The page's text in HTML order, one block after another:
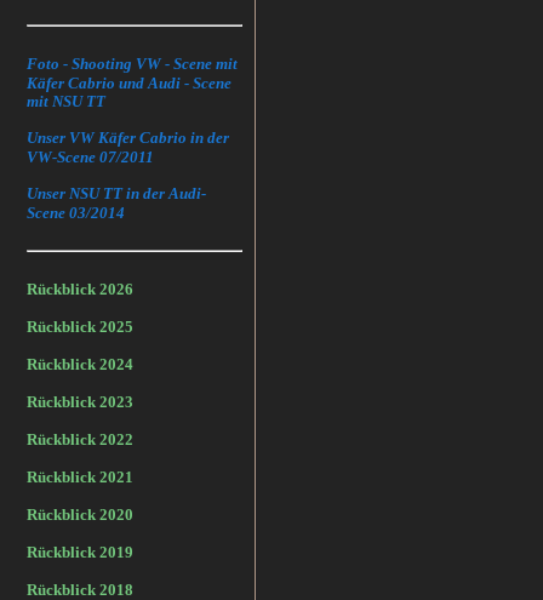
Foto - Shooting VW - Scene mit
Käfer Cabrio und Audi - Scene
mit NSU TT
Unser VW Käfer Cabrio in der
VW-Scene 07/2011
Unser NSU TT in der Audi-
Scene 03/2014
Rückblick 2026
Rückblick 2025
Rückblick 2024
Rückblick 2023
Rückblick 2022
Rückblick 2021
Rückblick 2020
Rückblick 2019
Rückblick 2018